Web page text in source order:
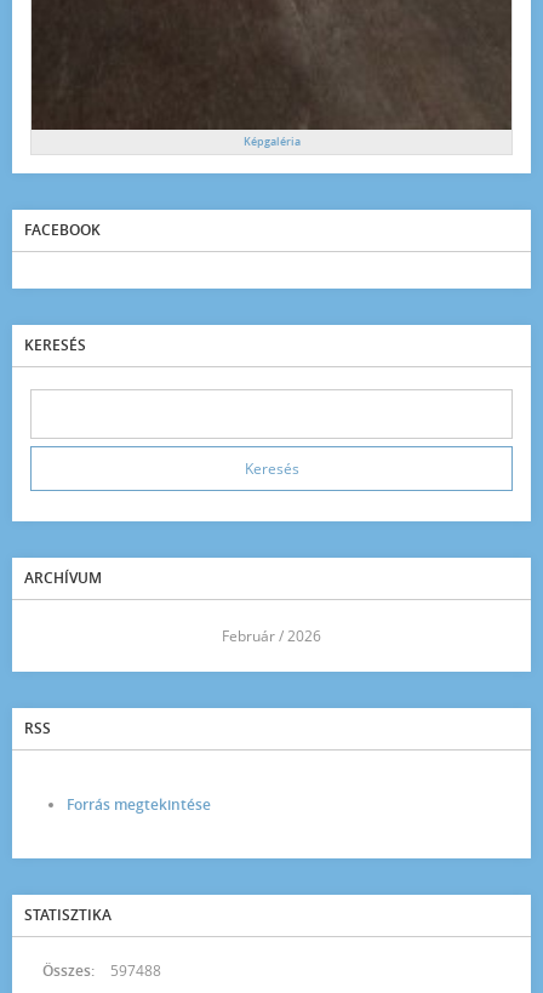
Képgaléria
FACEBOOK
KERESÉS
ARCHÍVUM
Február / 2026
RSS
Forrás megtekintése
STATISZTIKA
Összes:
597488